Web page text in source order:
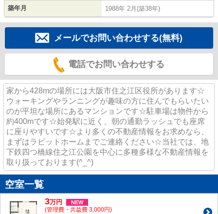
築年月 1988年 2月(築38年)
メールでお問い合わせする(無料)
電話でお問い合わせする
家から428mの場所には大阪市住之江区役所があります☆
ウォーキングやランニングが趣味の方に住んでもらいたい
のが平坦な場所にあるマンションです☆駐車場は物件から
約400mです☆始発駅に近く、朝の通勤ラッシュでも座席
に座りやすいです☆より多くの不動産情報をお求めなら、
まずはラビットホームまでご連絡ください☆当社では、地
下鉄四つ橋線住之江公園を中心に多種多様な不動産情報を
取り扱っております(^_^)
空室一覧
3万円 NEW
(管理費・共益費 3,000円)